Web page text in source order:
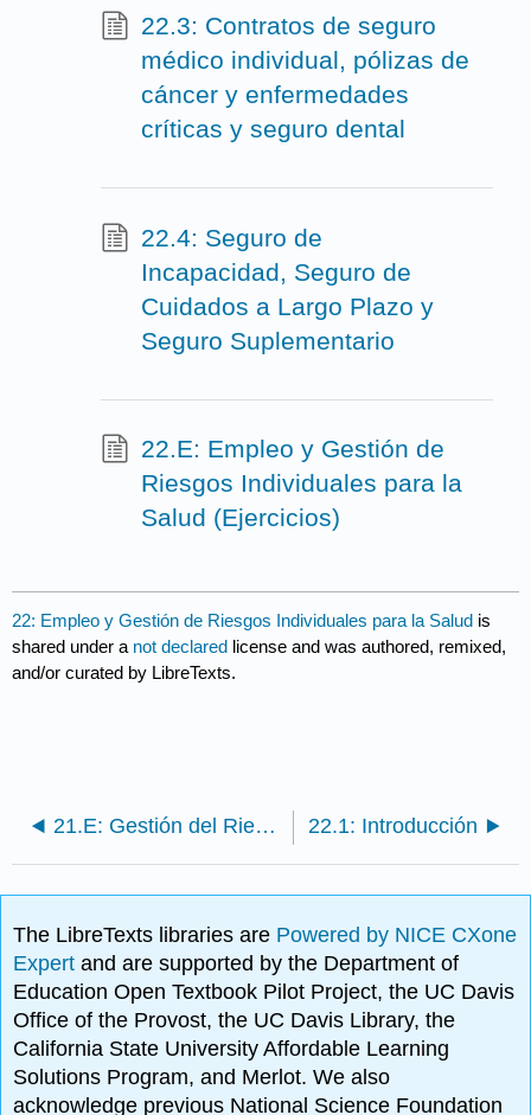
22.3: Contratos de seguro
médico individual, pólizas de
cáncer y enfermedades
críticas y seguro dental
22.4: Seguro de
Incapacidad, Seguro de
Cuidados a Largo Plazo y
Seguro Suplementario
22.E: Empleo y Gestión de
Riesgos Individuales para la
Salud (Ejercicios)
22: Empleo y Gestión de Riesgos Individuales para la Salud is
shared under a not declared license and was authored, remixed,
and/or curated by LibreTexts.
21.E: Gestión del Riesgo de Longevidad Individual y Basada en el Trabajo (Ejercicios) 22.1: Introducción
The LibreTexts libraries are Powered by NICE CXone
Expertand are supported by the Department of
Education Open Textbook Pilot Project, the UC Davis
Office of the Provost, the UC Davis Library, the
California State University Affordable Learning
Solutions Program, and Merlot. We also
acknowledge previous National Science Foundation